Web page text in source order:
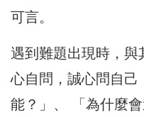
可言。
遇到難題出現時，與
心自問，誠心問自
能？」、 「為什麼